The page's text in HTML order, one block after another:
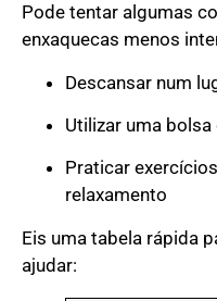
Pode tentar algumas
enxaquecas menos
Descansar num
Utilizar uma
Praticar
relaxamento
Eis uma tabela rápida
ajudar: